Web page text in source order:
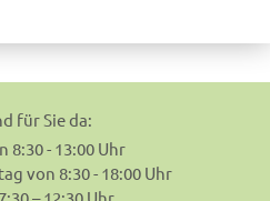
für Sie da:
8:30 - 13:00 Uhr
von 8:30 - 18:00 Uhr